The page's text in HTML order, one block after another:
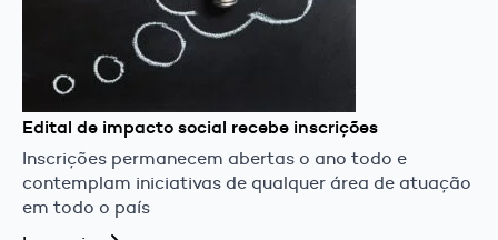
Edital de impacto social recebe inscrições
Inscrições permanecem abertas o ano todo e
contemplam iniciativas de qualquer área de atuação
em todo o país